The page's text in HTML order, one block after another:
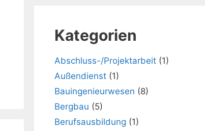
Kategorien
Abschluss-/Projektarbeit (1)
Außendienst (1)
Bauingenieurwesen (8)
Bergbau (5)
Berufsausbildung (1)